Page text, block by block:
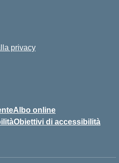
privacy
Albo online
Obiettivi di accessibilità